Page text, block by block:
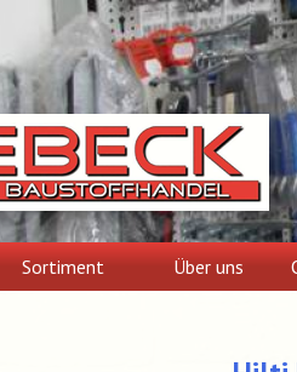
Sortiment Über uns